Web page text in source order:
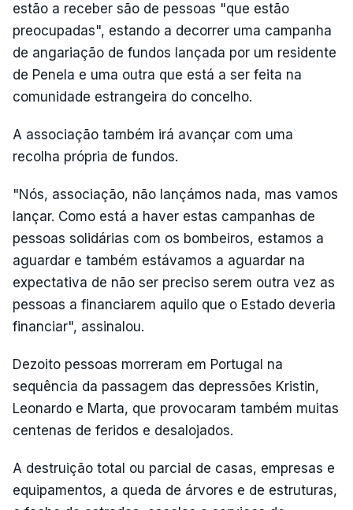
estão a receber são de pessoas "que estão
preocupadas", estando a decorrer uma campanha
de angariação de fundos lançada por um residente
de Penela e uma outra que está a ser feita na
comunidade estrangeira do concelho.
A associação também irá avançar com uma
recolha própria de fundos.
"Nós, associação, não lançámos nada, mas vamos
lançar. Como está a haver estas campanhas de
pessoas solidárias com os bombeiros, estamos a
aguardar e também estávamos a aguardar na
expectativa de não ser preciso serem outra vez as
pessoas a financiarem aquilo que o Estado deveria
financiar", assinalou.
Dezoito pessoas morreram em Portugal na
sequência da passagem das depressões Kristin,
Leonardo e Marta, que provocaram também muitas
centenas de feridos e desalojados.
A destruição total ou parcial de casas, empresas e
equipamentos, a queda de árvores e de estruturas,